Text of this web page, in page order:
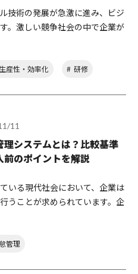
技術の発展が急激に進み、ビジ
。激しい競争社会の中で企業が
生産性・効率化 研修
11
理システムとは？比較基準
前のポイントを解説
いる現代社会において、企業は
うことが求められています。企
管理